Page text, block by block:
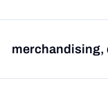
merchandising,